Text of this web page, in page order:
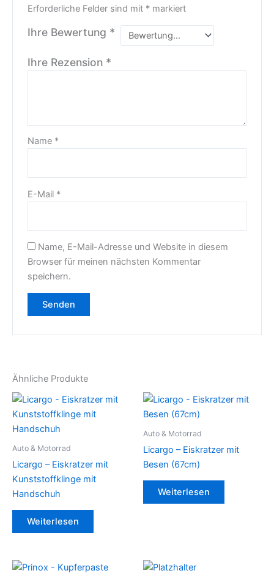
Erforderliche Felder sind mit * markiert
Ihre Bewertung *
Ihre Rezension *
Name *
E-Mail *
Name, E-Mail-Adresse und Website in diesem
Browser für meinen nächsten Kommentar
speichern.
Ähnliche Produkte
Auto & Motorrad
Licargo – Eiskratzer mit
Kunststoffklinge mit
Handschuh
Weiterlesen
Auto & Motorrad
Licargo – Eiskratzer mit
Besen (67cm)
Weiterlesen